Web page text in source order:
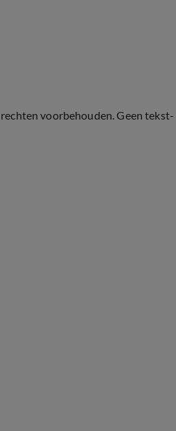
voorbehouden. Geen tekst-